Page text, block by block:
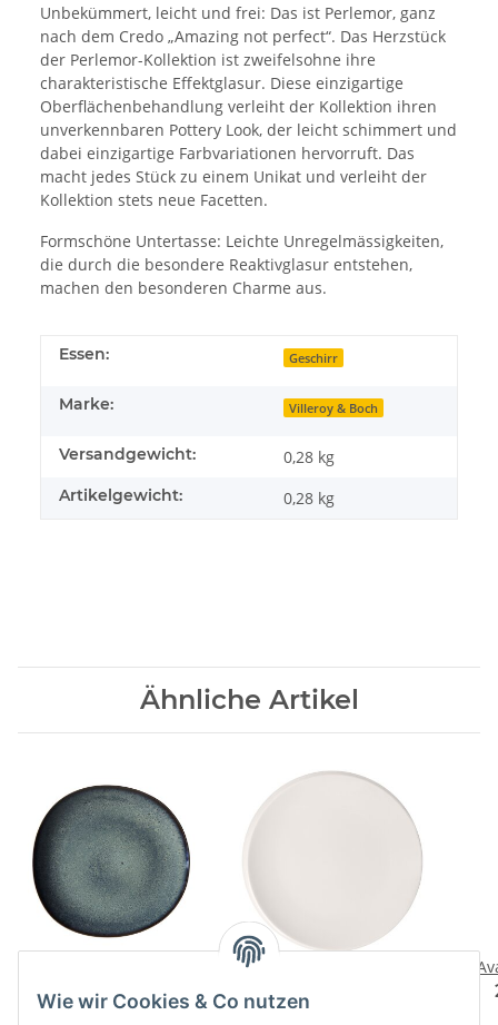
Unbekümmert, leicht und frei: Das ist Perlemor, ganz
nach dem Credo „Amazing not perfect“. Das Herzstück
der Perlemor-Kollektion ist zweifelsohne ihre
charakteristische Effektglasur. Diese einzigartige
Oberflächenbehandlung verleiht der Kollektion ihren
unverkennbaren Pottery Look, der leicht schimmert und
dabei einzigartige Farbvariationen hervorruft. Das
macht jedes Stück zu einem Unikat und verleiht der
Kollektion stets neue Facetten.
Formschöne Untertasse: Leichte Unregelmässigkeiten,
die durch die besondere Reaktivglasur entstehen,
machen den besonderen Charme aus.
Essen: Geschirr
Marke: Villeroy & Boch
Versandgewicht: 0,28 kg
Artikelgewicht: 0,28 kg
Ähnliche Artikel
32,90 CHF*
29,90 CHF
Wie wir Cookies & Co nutzen